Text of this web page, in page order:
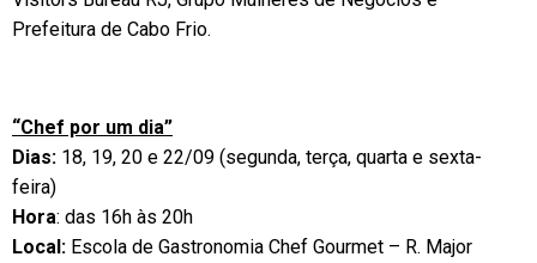
Prefeitura de Cabo Frio.
“Chef por um dia”
Dias: 18, 19, 20 e 22/09 (segunda, terça, quarta e sexta-
feira)
Hora: das 16h às 20h
Local: Escola de Gastronomia Chef Gourmet – R. Major